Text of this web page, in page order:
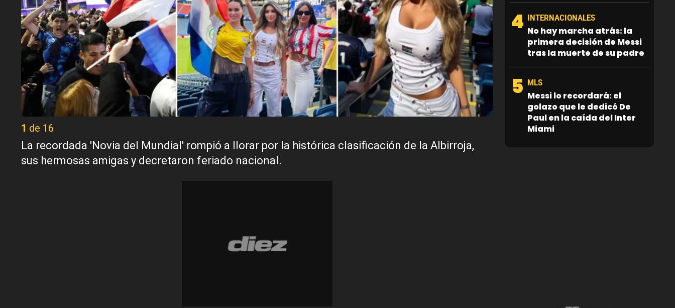
1 de 16
La recordada 'Novia del Mundial' rompió a llorar por la histórica clasificación de la Albirroja,
sus hermosas amigas y decretaron feriado nacional.
4 INTERNACIONALES
No hay marcha atrás: la
primera decisión de Messi
tras la muerte de su padre
5 MLS
Messi lo recordará: el
golazo que le dedicó De
Paul en la caída del Inter
Miami